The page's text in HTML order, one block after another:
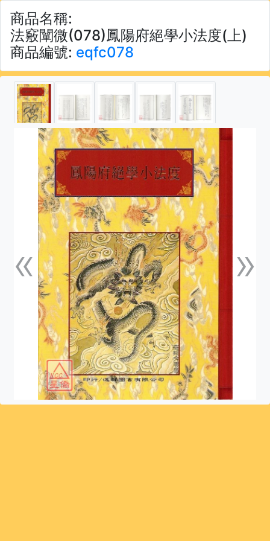
商品名稱:
法竅闡微(078)鳳陽府絕學小法度(上)
商品編號: eqfc078
«上一張 »下一